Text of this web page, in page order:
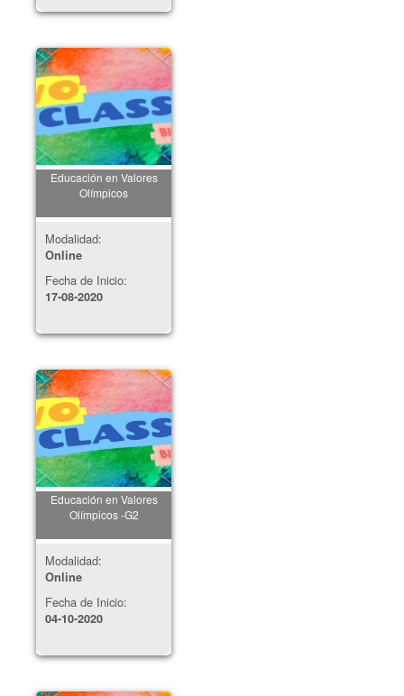
Educación en Valores
Olímpicos
Modalidad:
Online
Fecha de Inicio:
17-08-2020
Educación en Valores
Olímpicos -G2
Modalidad:
Online
Fecha de Inicio:
04-10-2020